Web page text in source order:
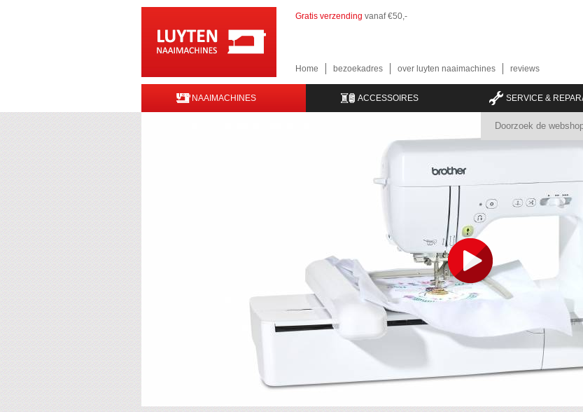
Gratis verzending vanaf €50,-
Home bezoekadres over luyten naaimachines reviews
NAAIMACHINES ACCESSOIRES SERVICE &